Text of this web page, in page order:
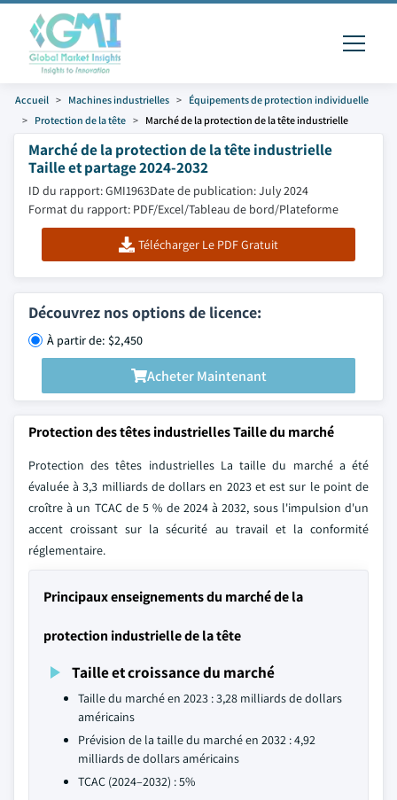
Accueil Machines industrielles
Équipements de protection individuelle
Protection de la tête
Marché de la protection de la tête industrielle
Marché de la protection de la tête industrielle
Taille et partage 2024-2032
ID du rapport: GMI1963Date de publication: July 2024
Format du rapport: PDF/Excel/Tableau de bord/Plateforme
Télécharger Le PDF Gratuit
Découvrez nos options de licence:
À partir de: $2,450
Acheter Maintenant
Protection des têtes industrielles Taille du marché
Protection des têtes industrielles La taille du marché a été
évaluée à 3,3 milliards de dollars en 2023 et est sur le point de
croître à un TCAC de 5 % de 2024 à 2032, sous l'impulsion d'un
accent croissant sur la sécurité au travail et la conformité
réglementaire.
Principaux enseignements du marché de la
protection industrielle de la tête
Taille et croissance du marché
Taille du marché en 2023 : 3,28 milliards de dollars
américains
Prévision de la taille du marché en 2032 : 4,92
milliards de dollars américains
TCAC (2024–2032) : 5%